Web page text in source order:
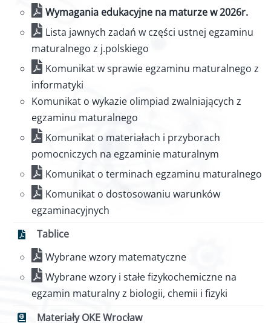
Dla uczniów
Dla rodziców
Pomoc
Kontakt
Wymagania edukacyjne na maturze w 2026r.
Lista jawnych zadań w części ustnej egzaminu
maturalnego z j.polskiego
Komunikat w sprawie egzaminu maturalnego z
informatyki
Komunikat o wykazie olimpiad zwalniających z
egzaminu maturalnego
Komunikat o materiałach i przyborach
pomocniczych na egzaminie maturalnym
Komunikat o terminach egzaminu maturalnego
Komunikat o dostosowaniu warunków
egzaminacyjnych
Tablice
Wybrane wzory matematyczne
Wybrane wzory i stałe fizykochemiczne na
egzamin maturalny z biologii, chemii i fizyki
Materiały OKE Wrocław